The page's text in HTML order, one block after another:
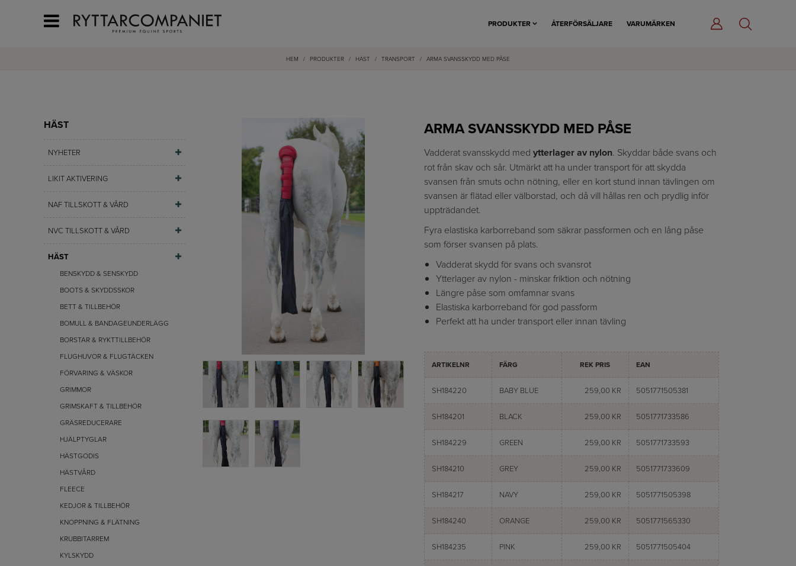
PRODUKTER ÅTERFÖRSÄLJARE VARUMÄRKEN
HEM / PRODUKTER / HÄST / TRANSPORT / ARMA SVANSSKYDD MED PÅSE
HÄST
NYHETER
LIKIT AKTIVERING
NAF TILLSKOTT & VÅRD
NVC TILLSKOTT & VÅRD
HÄST
BENSKYDD & SENSKYDD
BOOTS & SKYDDSSKOR
BETT & TILLBEHÖR
BOMULL & BANDAGEUNDERLÄGG
BORSTAR & RYKTTILLBEHÖR
FLUGHUVOR & FLUGTÄCKEN
FÖRVARING & VÄSKOR
GRIMMOR
GRIMSKAFT & TILLBEHÖR
GRÄSREDUCERARE
HJÄLPTYGLAR
HÄSTGODIS
HÄSTVÅRD
FLEECE
KEDJOR & TILLBEHÖR
KNOPPNING & FLÄTNING
KRUBBITARREM
KYLSKYDD
ARMA SVANSSKYDD MED PÅSE
Vadderat svansskydd med ytterlager av nylon. Skyddar både svans och
rot från skav och sår. Utmärkt att ha under transport för att skydda
svansen från smuts ochn nötning, eller en kort stund innan tävlingen om
svansen är flätad eller välborstad, och då vill hållas ren och prydlig inför
uppträdandet.
Fyra elastiska karborreband som säkrar passformen och en lång påse
som förser svansen på plats.
Vadderat skydd för svans och svansrot
Ytterlager av nylon - minskar friktion och nötning
Längre påse som omfamnar svans
Elastiska karborreband för god passform
Perfekt att ha under transport eller innan tävling
ARTIKELNR FÄRG REK PRIS EAN
SH184220 BABY BLUE 259,00 KR 5051771505381
SH184201 BLACK 259,00 KR 5051771733586
SH184229 GREEN 259,00 KR 5051771733593
SH184210 GREY 259,00 KR 5051771733609
SH184217 NAVY 259,00 KR 5051771505398
SH184240 ORANGE 259,00 KR 5051771565330
SH184235 PINK 259,00 KR 5051771505404